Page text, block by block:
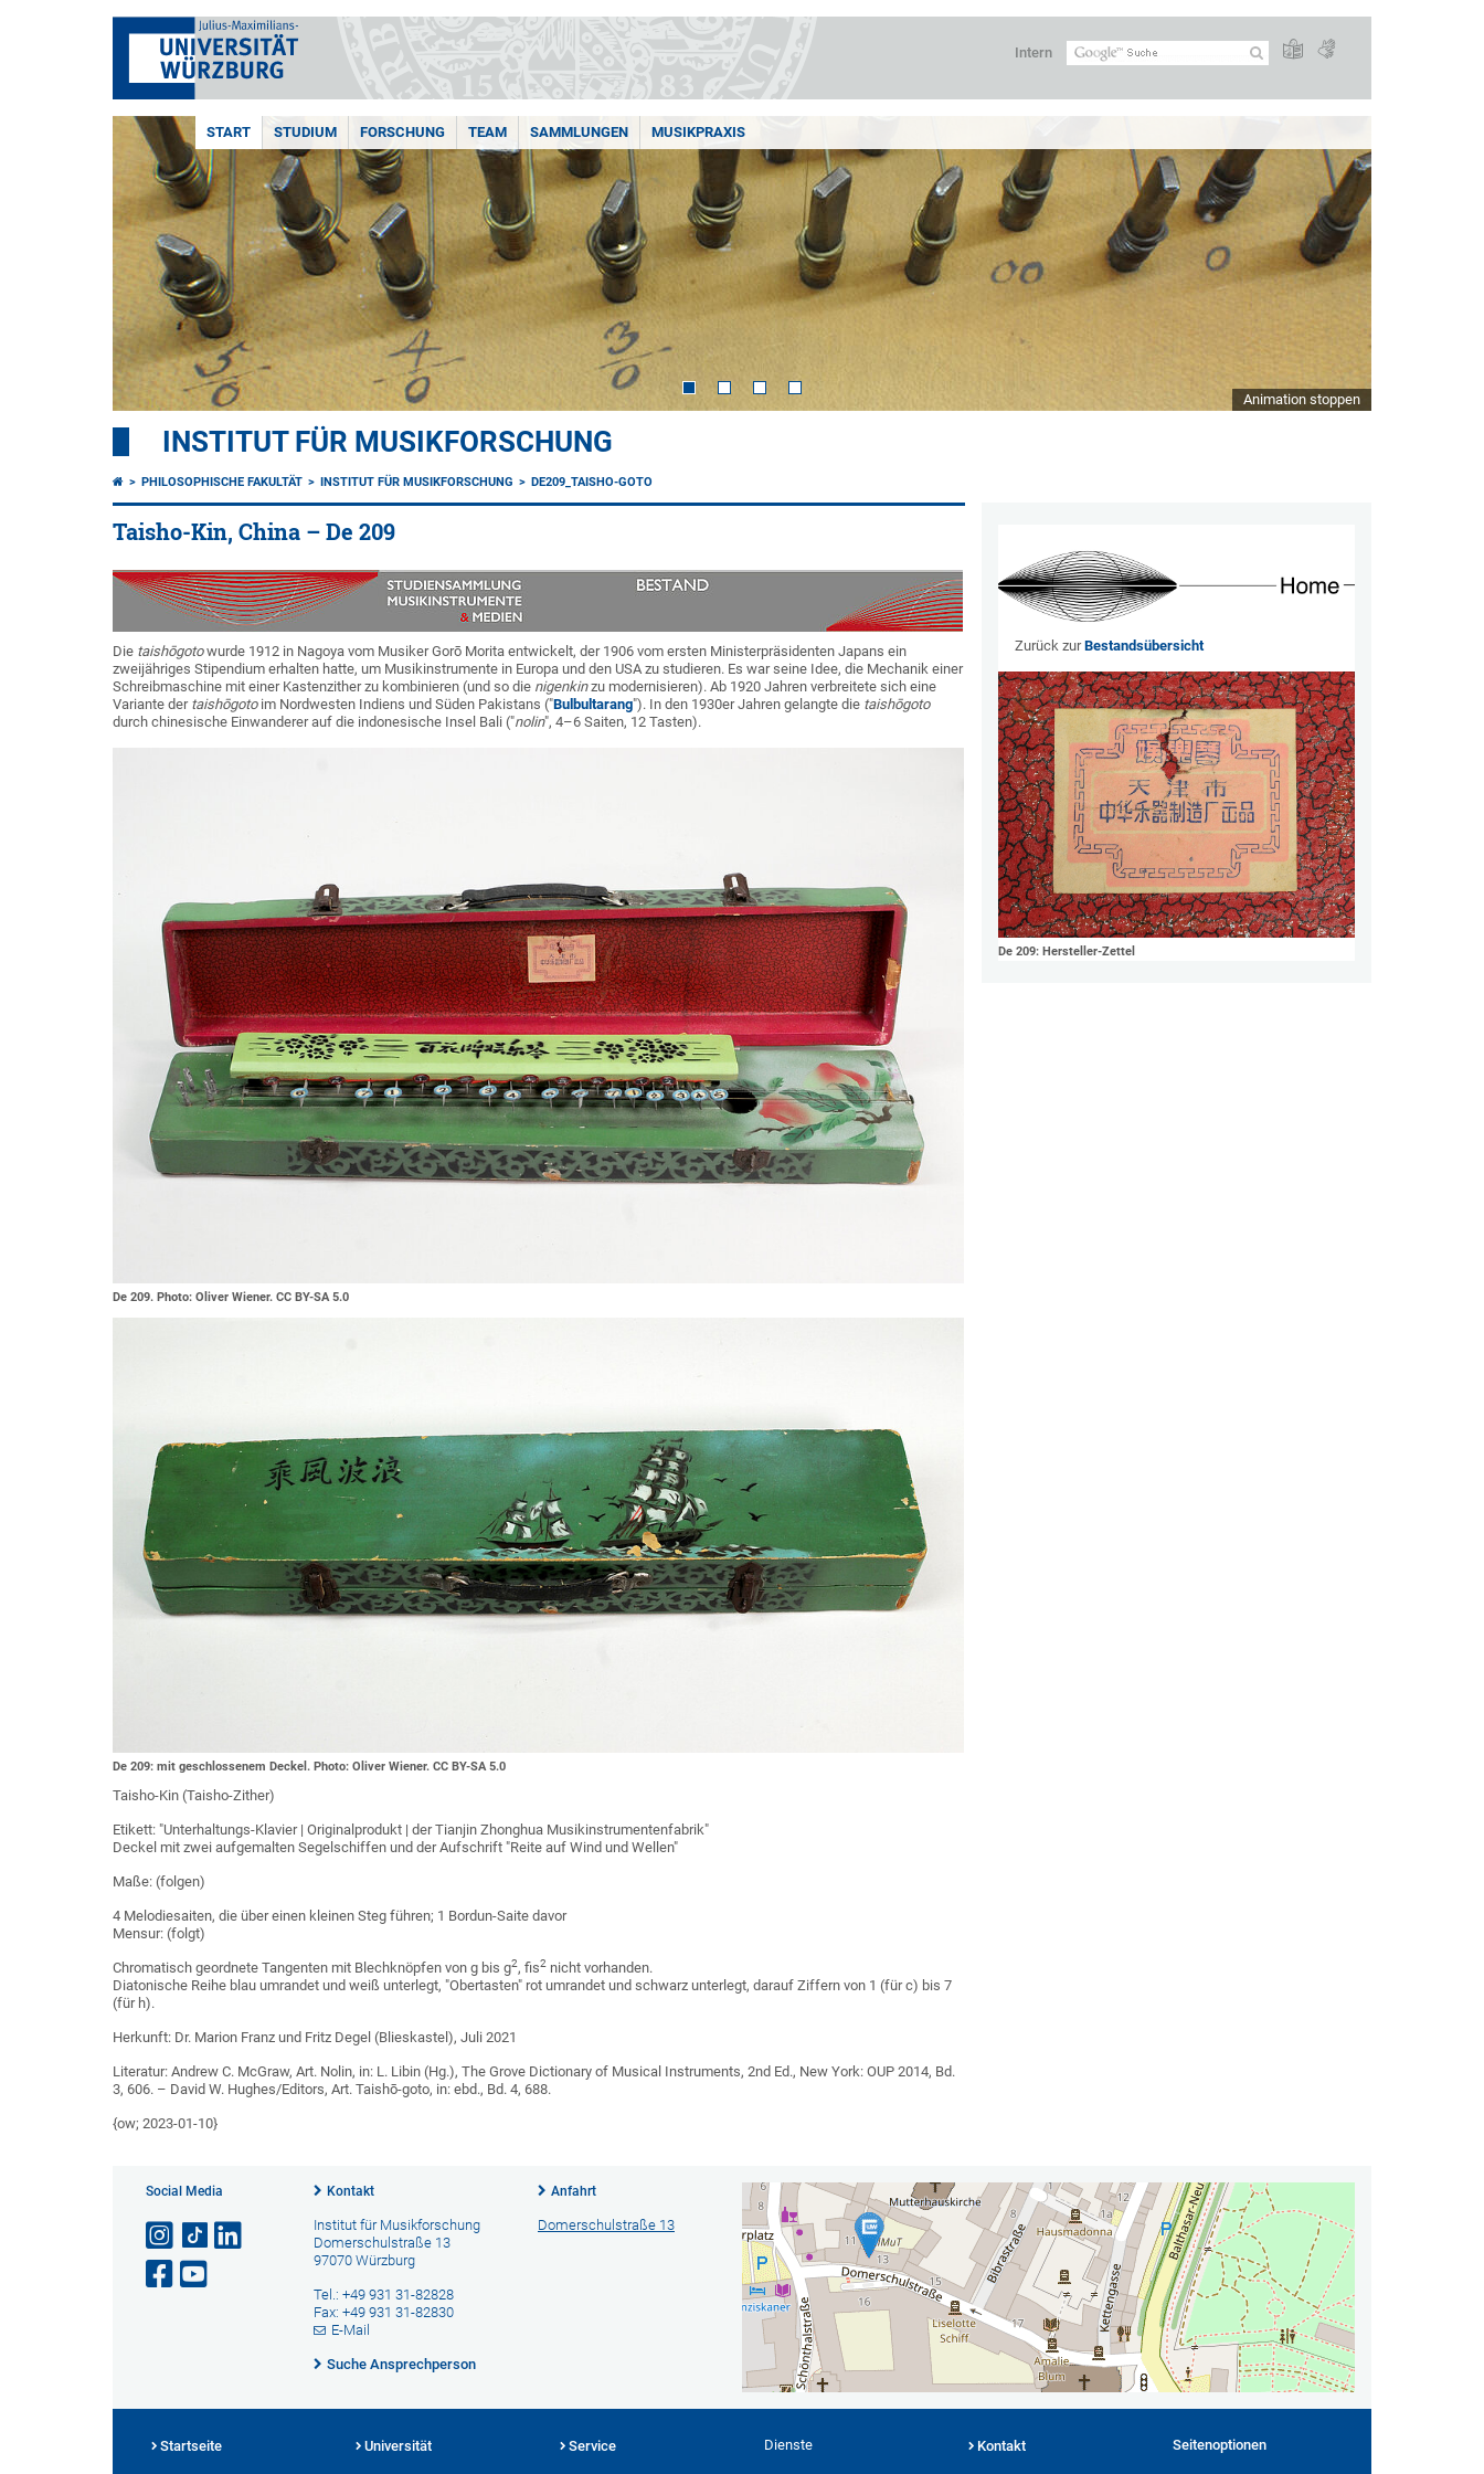
Intern
START STUDIUM FORSCHUNG TEAM SAMMLUNGEN MUSIKPRAXIS
Animation stoppen
INSTITUT FÜR MUSIKFORSCHUNG
PHILOSOPHISCHE FAKULTÄT INSTITUT FÜR MUSIKFORSCHUNG DE209_TAISHO-GOTO
Taisho-Kin, China – De 209
Die taishōgotowurde 1912 in Nagoya vom Musiker Gorō Morita entwickelt, der 1906 vom ersten Ministerpräsidenten Japans ein
zweijähriges Stipendium erhalten hatte, um Musikinstrumente in Europa und den USA zu studieren. Es war seine Idee, die Mechanik einer
Schreibmaschine mit einer Kastenzither zu kombinieren (und so die nigenkinzu modernisieren). Ab 1920 Jahren verbreitete sich eine
Variante der taishōgotoim Nordwesten Indiens und Süden Pakistans ("Bulbultarang"). In den 1930er Jahren gelangte die taishōgoto
durch chinesische Einwanderer auf die indonesische Insel Bali ("nolin", 4–6 Saiten, 12 Tasten).
De 209. Photo: Oliver Wiener. CC BY-SA 5.0
De 209: mit geschlossenem Deckel. Photo: Oliver Wiener. CC BY-SA 5.0
Taisho-Kin (Taisho-Zither)
Etikett: "Unterhaltungs-Klavier | Originalprodukt | der Tianjin Zhonghua Musikinstrumentenfabrik"
Deckel mit zwei aufgemalten Segelschiffen und der Aufschrift "Reite auf Wind und Wellen"
Maße: (folgen)
4 Melodiesaiten, die über einen kleinen Steg führen; 1 Bordun-Saite davor
Mensur: (folgt)
Chromatisch geordnete Tangenten mit Blechknöpfen von g bis g2, fis2 nicht vorhanden.
Diatonische Reihe blau umrandet und weiß unterlegt, "Obertasten" rot umrandet und schwarz unterlegt, darauf Ziffern von 1 (für c) bis 7
(für h).
Herkunft: Dr. Marion Franz und Fritz Degel (Blieskastel), Juli 2021
Literatur: Andrew C. McGraw, Art. Nolin, in: L. Libin (Hg.), The Grove Dictionary of Musical Instruments, 2nd Ed., New York: OUP 2014, Bd.
3, 606. – David W. Hughes/Editors, Art. Taishō-goto, in: ebd., Bd. 4, 688.
{ow; 2023-01-10}
Zurück zurBestandsübersicht
De 209: Hersteller-Zettel
Social Media Kontakt
Institut für Musikforschung
Domerschulstraße 13
97070 Würzburg
Tel.: +49 931 31-82828
Fax: +49 931 31-82830
E-Mail
Suche Ansprechperson
Anfahrt
Domerschulstraße 13
Startseite Universität Service Dienste Kontakt Seitenoptionen